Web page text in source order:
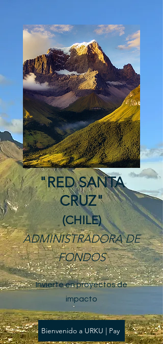
"RED SANTA
CRUZ"
(CHILE)
ADMINISTRADORA DE
FONDOS
Invierte en proyectos de
impacto
Bienvenido a URKU | Pay